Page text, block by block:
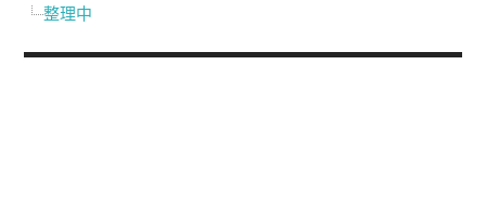
整理中